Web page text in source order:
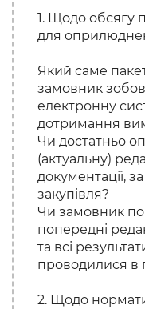
1. Щодо обсягу
для
Який саме
замовник
електронну
дотримання
Чи достатньо
(актуальну)
документації,
закупівля?
Чи замовник
попередні
та всі
проводилися в
2. Щодо